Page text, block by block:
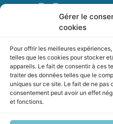
Gérer le
cookies
Pour offrir les meilleures
telles que les cookies pour stocker
appareils. Le fait de consentir à ces
traiter des données telles que le
uniques sur ce site. Le fait de ne pas
consentement peut avoir un effet
et fonctions.
Coaching –